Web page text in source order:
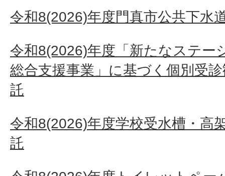
令和8(2026)年度門真市公共下水
令和8(2026)年度「新たなステー
総合支援事業」に基づく個別受
託
令和8(2026)年度学校受水槽・高
託